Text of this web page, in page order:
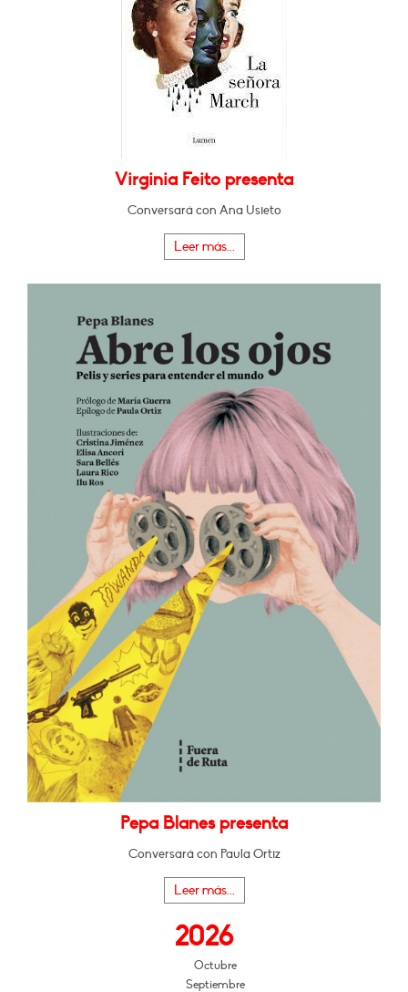
Virginia Feito presenta
Conversará con Ana Usieto
Leer más...
Pepa Blanes presenta
Conversará con Paula Ortiz
Leer más...
2026
Octubre
Septiembre